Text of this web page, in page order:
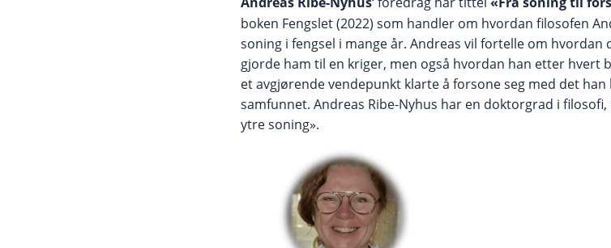
boken Fengslet (2022) som handler om hvordan filosofen
soning i fengsel i mange år. Andreas vil fortelle om
gjorde ham til en kriger, men også hvordan han etter hvert
et avgjørende vendepunkt klarte å forsone seg med det
samfunnet. Andreas Ribe-Nyhus har en doktorgrad i
ytre soning».